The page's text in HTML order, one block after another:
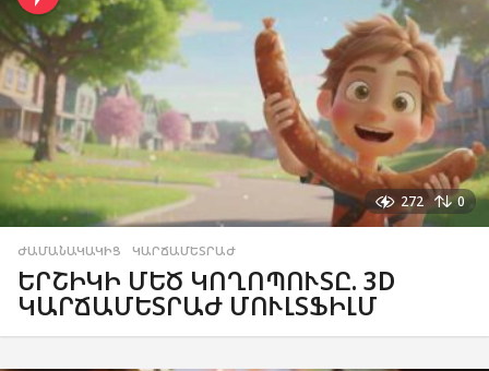
272 0
ԺԱՄԱՆԱԿԱԿԻՑ ,ԿԱՐՃԱՄԵՏՐԱԺ
ԵՐՇԻԿԻ ՄԵԾ ԿՈՂՈՊՈՒՏԸ. 3D
ԿԱՐՃԱՄԵՏՐԱԺ ՄՈՒԼՏՖԻԼՄ